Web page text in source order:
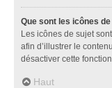
Que sont les icônes
Les icônes de sujet
afin d’illustrer le
désactiver cette
Haut